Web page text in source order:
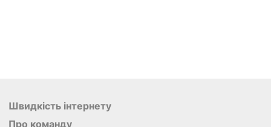
Швидкість інтернету
Про команду